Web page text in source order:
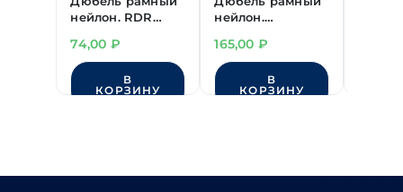
нейлон. RDR
гр 10х200 мм
гор.цинк
74,00 ₽
В
КОРЗИНУ
нейлон.
гр 8х100 мм
165,00 ₽
В
КОРЗИНУ